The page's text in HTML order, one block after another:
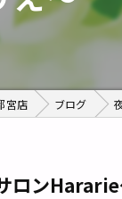
宮店 ブログ
ロン